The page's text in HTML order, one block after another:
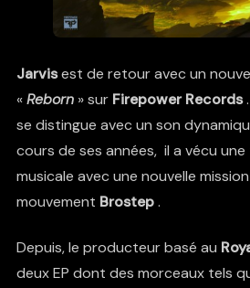
Jarvisest de retour avec un
«Reborn» sur Firepower Records.
se distingue avec un son
cours de ses années, il a vécu
musicale avec une nouvelle
mouvement Brostep.
Depuis, le producteur basé au
deux EP dont des morceaux tels